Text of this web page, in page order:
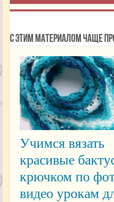
С этим материалом чаще
Учимся вязать
красивые
крючком по
видео урокам